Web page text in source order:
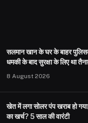
सलमान खान के घर के बाहर
धमकी के बाद सुरक्षा के लिए था
8 August 2026
खेत में लगा सोलर पंप खराब हो
का खर्च? 5 साल की वारंटी